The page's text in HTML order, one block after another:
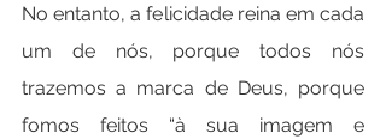
No entanto, a felicidade reina em cada
um de nós, porque todos nós
trazemos a marca de Deus, porque
fomos feitos “à sua imagem e